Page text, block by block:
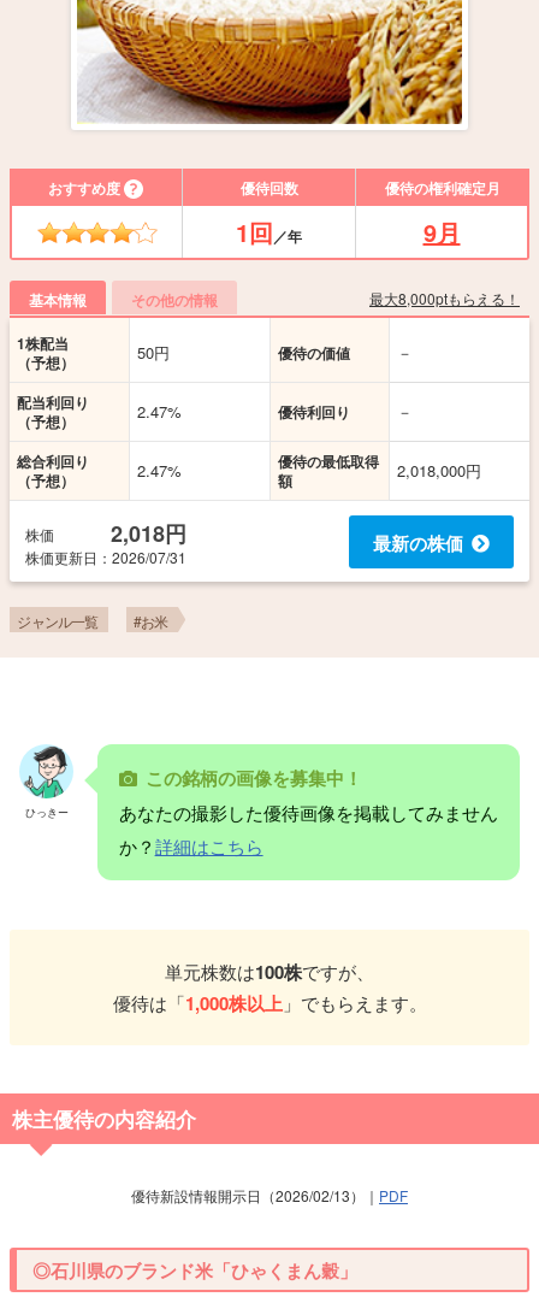
おすすめ度 優待回数 優待の権利確定月
1回／年 9月
基本情報 その他の情報 最大8,000ptもらえる！
1株配当
（予想）
50円 優待の価値 －
配当利回り
（予想）
2.47% 優待利回り －
総合利回り
（予想）
2.47%
優待の最低取得
額
2,018,000円
株価 2,018円
株価更新日 ：2026/07/31
最新の株価
ジャンル一覧 #お米
ひっきー
この銘柄の画像を募集中！
あなたの撮影した優待画像を掲載してみません
か？詳細はこちら
単元株数は100株ですが、
優待は「1,000株以上 」でもらえます。
株主優待の内容紹介
優待新設情報開示日（2026/02/13）｜ PDF
◎石川県のブランド米「ひゃくまん穀」